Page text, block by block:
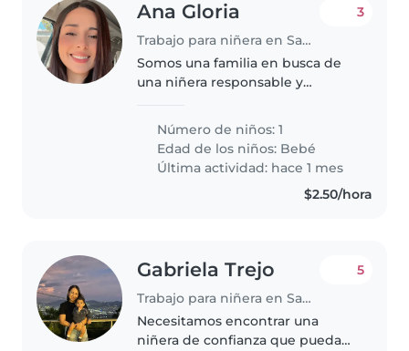
Ana Gloria
Trabajo para niñera en Santa Tecla
3
Somos una familia en busca de
una niñera responsable y
bebé, que es muy energético,
juguetón y amigable.
Necesitamos a alguien cómodo/a
ayudando con..
Número de niños: 1
Edad de los niños: Bebé
Última actividad: hace 1 mes
$2.50/hora
Gabriela Trejo
Trabajo para niñera en Santa Tecla
5
Necesitamos encontrar una
niñera de confianza que pueda